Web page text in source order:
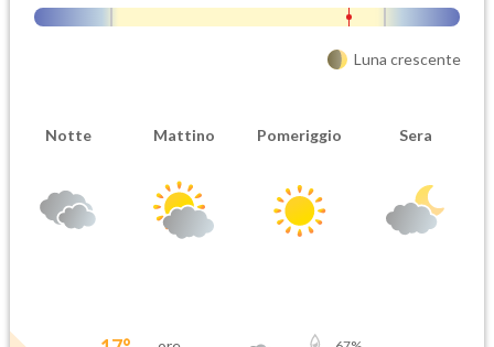
Luna crescente
Notte Mattino Pomeriggio Sera